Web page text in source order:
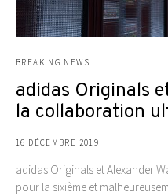
BREAKING NEWS
adidas Originals
la collaboration
16 DÉCEMBRE 2019
adidas Originals et Alexander
pour la sixième et